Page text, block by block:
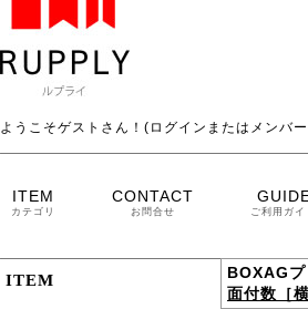
ようこそゲストさん！(ログインまたはメンバ
ITEM
カテゴリ
CONTACT
お問合せ ご利用ガイ
ITEM BOXAG
面付数［